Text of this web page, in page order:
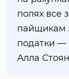
полях все
пайщикам
податки —
Алла